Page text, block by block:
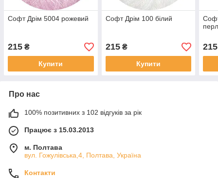
Софт Дрім 5004 рожевий
215 ₴
Купити
Софт Дрім 100 білий
215₴
Купити
215
Про нас
100% позитивних з 102 відгуків за рік
Працює з 15.03.2013
м. Полтава
вул. Гожулівська,4, Полтава, Україна
Контакти